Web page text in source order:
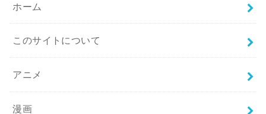
ホーム
このサイトについて
アニメ
漫画